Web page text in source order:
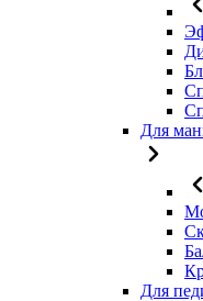
Для
Для